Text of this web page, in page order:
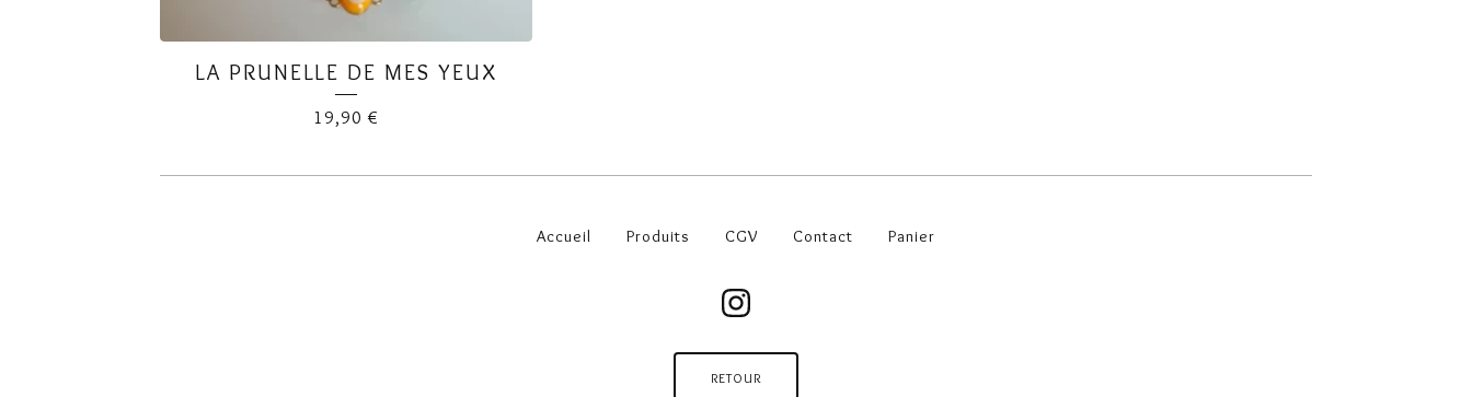
LA PRUNELLE DE MES YEUX
19,90€
Accueil Produits CGV Contact Panier
RETOUR